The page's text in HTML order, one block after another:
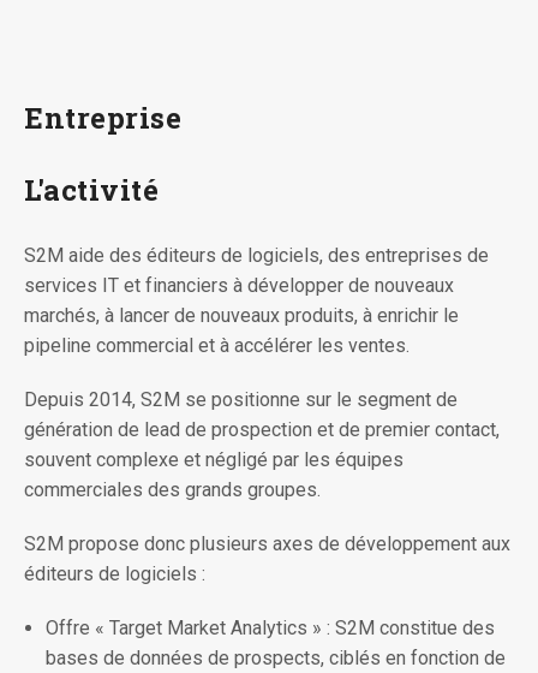
Entreprise
L'activité
S2M aide des éditeurs de logiciels, des entreprises de
services IT et financiers à développer de nouveaux
marchés, à lancer de nouveaux produits, à enrichir le
pipeline commercial et à accélérer les ventes.
Depuis 2014, S2M se positionne sur le segment de
génération de lead de prospection et de premier contact,
souvent complexe et négligé par les équipes
commerciales des grands groupes.
S2M propose donc plusieurs axes de développement aux
éditeurs de logiciels :
Offre « Target Market Analytics » : S2M constitue des
bases de données de prospects, ciblés en fonction de